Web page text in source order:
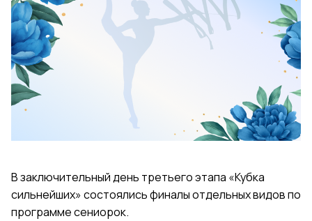
В заключительный день третьего этапа «Кубка
сильнейших» состоялись финалы отдельных видов по
программе сениорок.